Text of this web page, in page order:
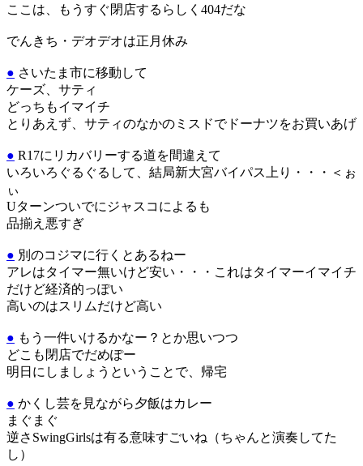
ここは、もうすぐ閉店するらしく404だな
でんきち・デオデオは正月休み
● さいたま市に移動して
ケーズ、サティ
どっちもイマイチ
とりあえず、サティのなかのミスドでドーナツをお買いあげ
● R17にリカバリーする道を間違えて
いろいろぐるぐるして、結局新大宮バイパス上り・・・＜ぉ
ぃ
Uターンついでにジャスコによるも
品揃え悪すぎ
● 別のコジマに行くとあるねー
アレはタイマー無いけど安い・・・これはタイマーイマイチ
だけど経済的っぽい
高いのはスリムだけど高い
● もう一件いけるかなー？とか思いつつ
どこも閉店でだめぽー
明日にしましょうということで、帰宅
● かくし芸を見ながら夕飯はカレー
まぐまぐ
逆さSwingGirlsは有る意味すごいね（ちゃんと演奏してた
し）